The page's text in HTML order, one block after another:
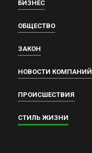
БИЗНЕС
ОБЩЕСТВО
ЗАКОН
НОВОСТИ КОМПАНИЙ
ПРОИСШЕСТВИЯ
СТИЛЬ ЖИЗНИ